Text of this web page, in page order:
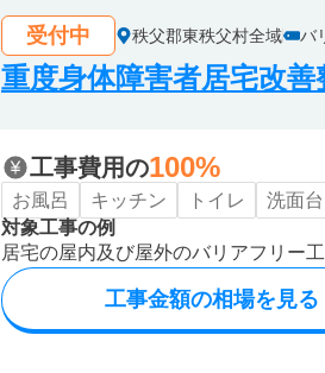
受付中 秩父郡東秩父村全域 バ
重度身体障害者居宅改善
工事費用の100%
お風呂 キッチン トイレ 洗面台
対象工事の例
居宅の屋内及び屋外のバリアフリー
工事金額の相場を見る